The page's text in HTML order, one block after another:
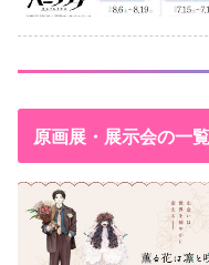
原画展・展示会の一覧